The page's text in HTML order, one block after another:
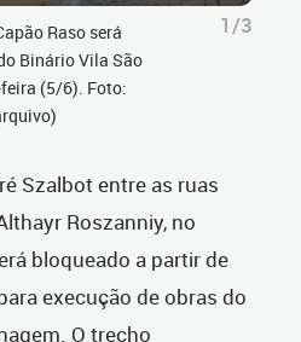
Raso será
Binário Vila São
(5/6). Foto:
1/3
Szalbot entre as ruas
Roszanniy, no
bloqueado a partir de
execução de obras do
O trecho